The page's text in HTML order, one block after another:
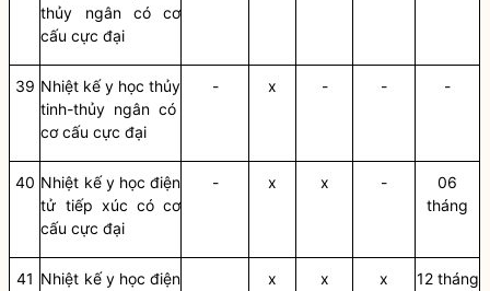
thủy ngân có cơ
cấu cực đại
39 Nhiệt kế y học thủy
tinh-thủy ngân có
cơ cấu cực đại
- x - - -
40 Nhiệt kế y học điện
tử tiếp xúc có cơ
cấu cực đại
- x x -
06
tháng
41 Nhiệt kế y học điện
x x x 12 tháng